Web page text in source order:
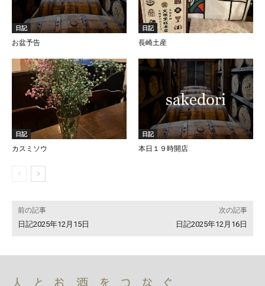
日記
お盆予告
日記
長崎土産
日記
カスミソウ
日記
本日１９時開店
前の記事
日記2025年12月15日
次の記事
日記2025年12月16日